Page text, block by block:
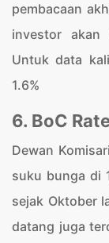
pembacaan
investor akan
Untuk data
1.6%
6. BoC
Dewan
suku bunga di
sejak Oktober
datang juga